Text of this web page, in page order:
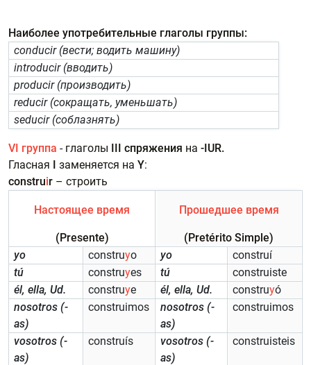
Наиболее употребительные глаголы группы:
conducir (вести; водить машину)
introducir (вводить)
producir (производить)
reducir (сокращать, уменьшать)
seducir (соблазнять)
VI группа - глаголы III спряжения на -IUR.
Гласная I заменяется на Y:
construir – строить
Настоящее время
(Presente)
Прошедшее время
(Pretérito Simple)
yo
construyo yo
construí
tú
construyes tú
construiste
él, ella, Ud.
construye él, ella, Ud. construyó
nosotros (-
as)
construimos
nosotros (-
as)
construimos
vosotros (-
as)
construís
vosotros (-
as)
construisteis